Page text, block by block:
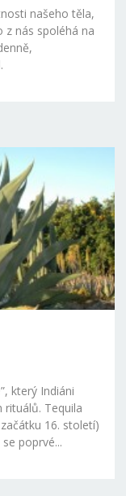
našeho těla,
nás spoléhá na
který Indiáni
rituálů. Tequila
16. století)
poprvé...